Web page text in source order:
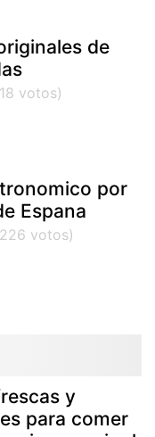
de
por
Espana
y
para comer